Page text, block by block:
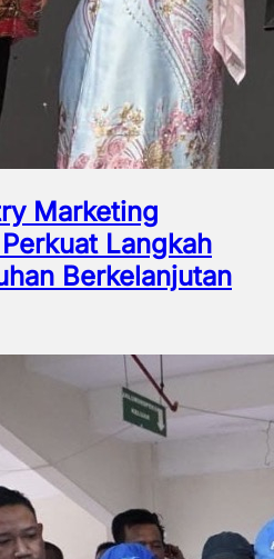
Marketing
Langkah
Berkelanjutan